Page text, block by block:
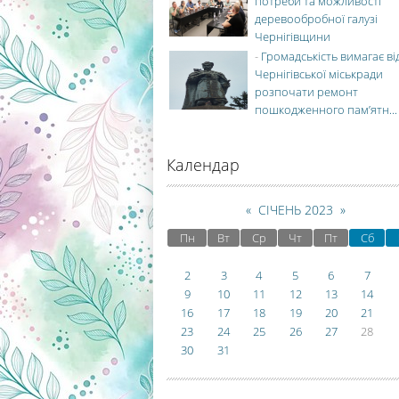
деревообробної галузі
Чернігівщини
- Громадськість вимагає
Чернігівської міськради
розпочати ремонт
пошкодженного пам’ятн...
Календар
« СІЧЕНЬ 2023 »
Пн Вт Ср Чт Пт Сб
2
3 4 5 6 7
9
10 11 12 13 14
16
17 18 19 20 21
23
24 25 26 27 28
30
31